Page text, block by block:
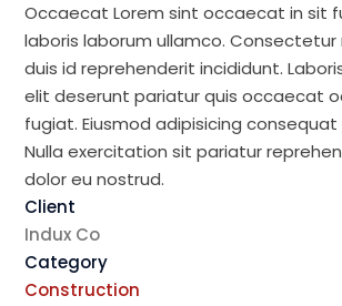
Occaecat Lorem sint occaecat in sit
laboris laborum ullamco. Consectetur
duis id reprehenderit incididunt.
elit deserunt pariatur quis occaecat
fugiat. Eiusmod adipisicing
Nulla exercitation sit pariatur
dolor eu nostrud.
Client
Indux Co
Category
Construction